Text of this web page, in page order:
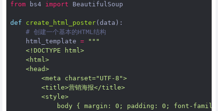
from bs4 import BeautifulSoup
def create_html_poster( data ):
# 创建一个基本的HTML结构
html_template =
"""
    <!DOCTYPE html>
    <html>
    <head>
        <meta charset="UTF-8">
        <title>营销海报</title>
        <style>
body { margin: 0; padding: 0; font-